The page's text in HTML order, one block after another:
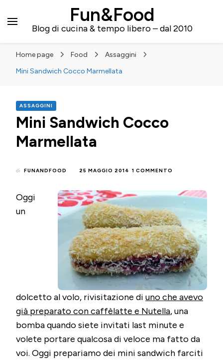
Fun&Food
Blog di cucina & tempo libero – dal 2010
Home page Food
Assaggini
Mini Sandwich Cocco Marmellata
ASSAGGINI
Mini Sandwich Cocco
Marmellata
di FUNANDFOOD 25 MAGGIO 2014 1 COMMENTO
COCCO
MARMELLATA
Oggi
un
dolcetto al volo, rivisitazione di uno che avevo
già preparato con caffèlatte e Nutella, una
bomba quando siete invitati last minute e
volete portare qualcosa di veloce ma fatto da
voi. Oggi prepariamo dei mini sandwich farciti